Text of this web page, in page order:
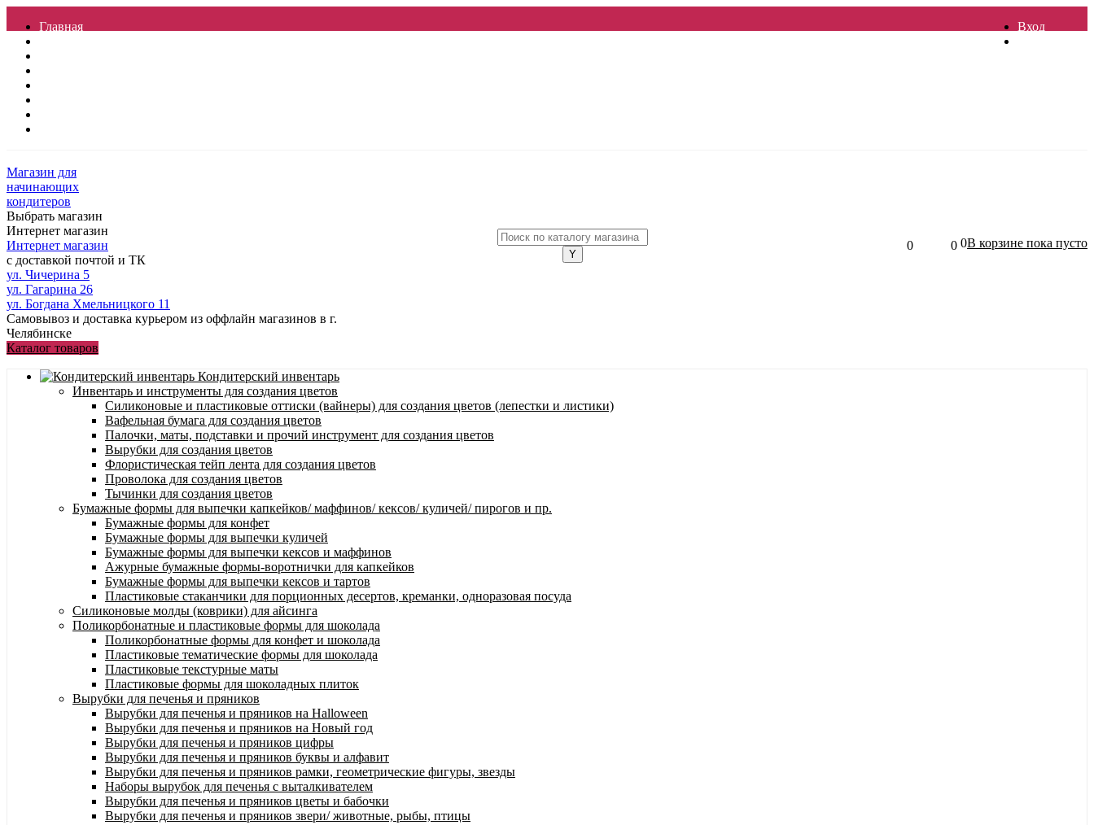
Главная
Вход
Магазин для
начинающих
кондитеров
Выбрать магазин
Интернет магазин
Интернет магазин
с доставкой почтой и ТК
ул. Чичерина 5
ул. Гагарина 26
ул. Богдана Хмельницкого 11
Самовывоз и доставка курьером из оффлайн магазинов в г.
Челябинске
0 0 0В корзине пока пусто
Каталог товаров
Кондитерский инвентарь
Инвентарь и инструменты для создания цветов
Силиконовые и пластиковые оттиски (вайнеры) для создания цветов (лепестки и листики)
Вафельная бумага для создания цветов
Палочки, маты, подставки и прочий инструмент для создания цветов
Вырубки для создания цветов
Флористическая тейп лента для создания цветов
Проволока для создания цветов
Тычинки для создания цветов
Бумажные формы для выпечки капкейков/ маффинов/ кексов/ куличей/ пирогов и пр.
Бумажные формы для конфет
Бумажные формы для выпечки куличей
Бумажные формы для выпечки кексов и маффинов
Ажурные бумажные формы-воротнички для капкейков
Бумажные формы для выпечки кексов и тартов
Пластиковые стаканчики для порционных десертов, креманки, одноразовая посуда
Силиконовые молды (коврики) для айсинга
Поликорбонатные и пластиковые формы для шоколада
Поликорбонатные формы для конфет и шоколада
Пластиковые тематические формы для шоколада
Пластиковые текстурные маты
Пластиковые формы для шоколадных плиток
Вырубки для печенья и пряников
Вырубки для печенья и пряников на Halloween
Вырубки для печенья и пряников на Новый год
Вырубки для печенья и пряников цифры
Вырубки для печенья и пряников буквы и алфавит
Вырубки для печенья и пряников рамки, геометрические фигуры, звезды
Наборы вырубок для печенья с выталкивателем
Вырубки для печенья и пряников цветы и бабочки
Вырубки для печенья и пряников звери/ животные, рыбы, птицы